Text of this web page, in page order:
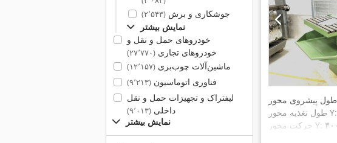
جوشکاری و برش(۲٬۵۴۳)
نمایش بیشتر
خودروهای حمل و نقل و
خودروهای تجاری(۲۷٬۷۷۰)
ماشین‌آلات چوب‌بری(۱۲٬۱۵۷)
فناوری اتوماسیون(۹٬۲۱۳)
لیفتراک و تجهیزات حمل و نقل
داخلی(۹٬۰۱۳)
نمایش بیشتر
طول تغذیه محور Y:
حرکت محور Y: